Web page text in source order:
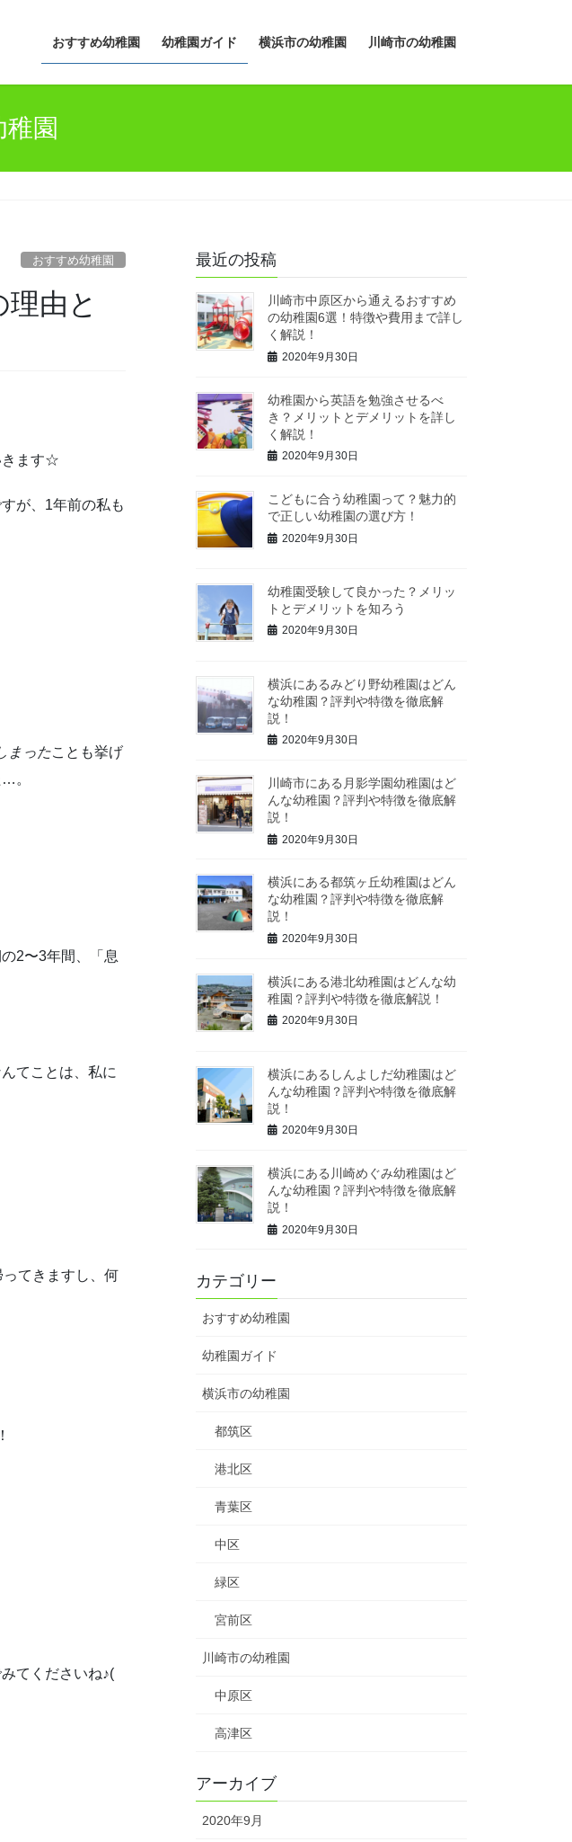
おすすめ幼稚園 幼稚園ガイド 横浜市の幼稚園 川崎市の幼稚園
園
おすすめ幼稚園
由と
きます☆
が、1年前の私も
まったことも挙げ
。
2〜3年間、「息
てことは、私に
てきますし、何
てくださいね♪(
最近の投稿
川崎市中原区から通えるおすすめ
の幼稚園6選！特徴や費用まで詳し
く解説！
2020年9月30日
幼稚園から英語を勉強させるべ
き？メリットとデメリットを詳し
く解説！
2020年9月30日
こどもに合う幼稚園って？魅力的
で正しい幼稚園の選び方！
2020年9月30日
幼稚園受験して良かった？メリッ
トとデメリットを知ろう
2020年9月30日
横浜にあるみどり野幼稚園はどん
な幼稚園？評判や特徴を徹底解
説！
2020年9月30日
川崎市にある月影学園幼稚園はど
んな幼稚園？評判や特徴を徹底解
説！
2020年9月30日
横浜にある都筑ヶ丘幼稚園はどん
な幼稚園？評判や特徴を徹底解
説！
2020年9月30日
横浜にある港北幼稚園はどんな幼
稚園？評判や特徴を徹底解説！
2020年9月30日
横浜にあるしんよしだ幼稚園はど
んな幼稚園？評判や特徴を徹底解
説！
2020年9月30日
横浜にある川崎めぐみ幼稚園はど
んな幼稚園？評判や特徴を徹底解
説！
2020年9月30日
カテゴリー
おすすめ幼稚園
幼稚園ガイド
横浜市の幼稚園
都筑区
港北区
青葉区
中区
緑区
宮前区
川崎市の幼稚園
中原区
高津区
アーカイブ
2020年9月